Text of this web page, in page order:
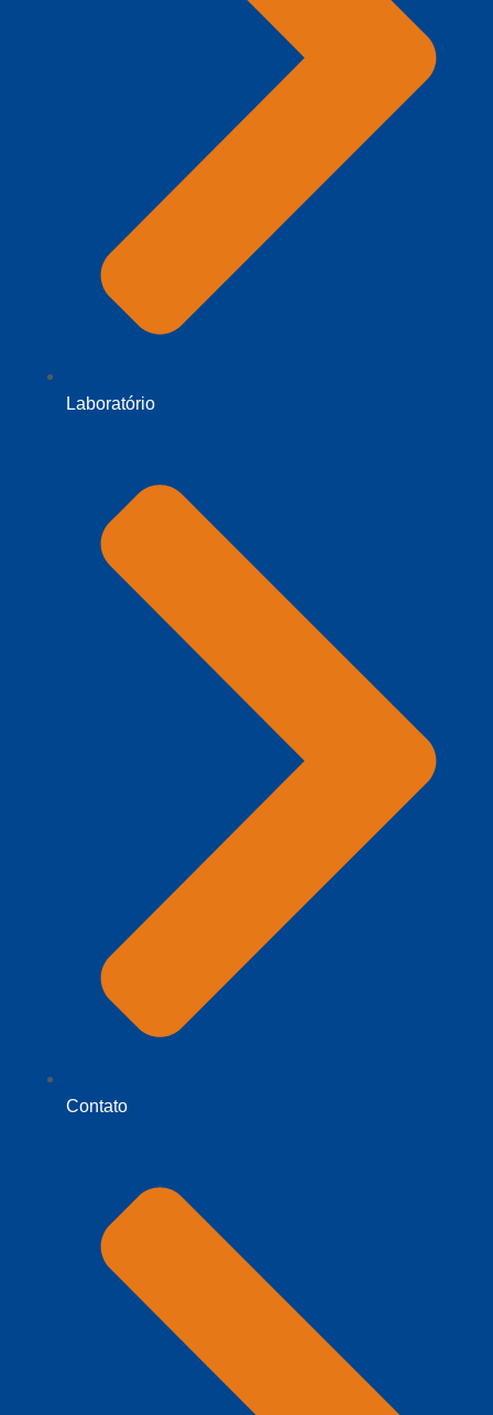
Laboratório
Contato